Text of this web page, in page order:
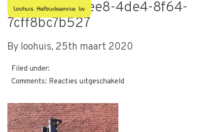
09355240-bee8-4de4-8f64-
7cff8bc7b527
By loohuis, 25th maart 2020
Filed under:
Comments: Reacties uitgeschakeld